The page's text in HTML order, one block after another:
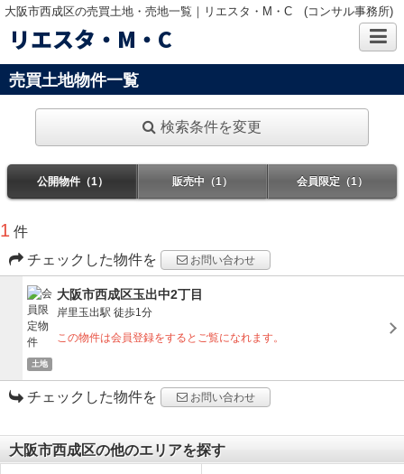
大阪市西成区の売買土地・売地一覧｜リエスタ・M・C (コンサル事務所)
リエスタ・M・C
売買土地物件一覧
検索条件を変更
公開物件（1） 販売中（1） 会員限定（1）
1 件
チェックした物件を
お問い合わせ
土地
大阪市西成区玉出中2丁目
岸里玉出駅 徒歩1分
この物件は会員登録をするとご覧になれます。
チェックした物件を お問い合わせ
大阪市西成区の他のエリアを探す